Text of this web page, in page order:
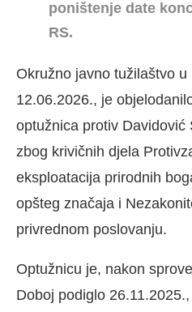
poništenje date
RS.
Okružno javno tužilaštvo u
12.06.2026., je
optužnica protiv Davidović
zbog krivičnih djela
eksploatacija prirodnih
opšteg značaja i
privrednom poslovanju.
Optužnicu je, nakon
Doboj podiglo